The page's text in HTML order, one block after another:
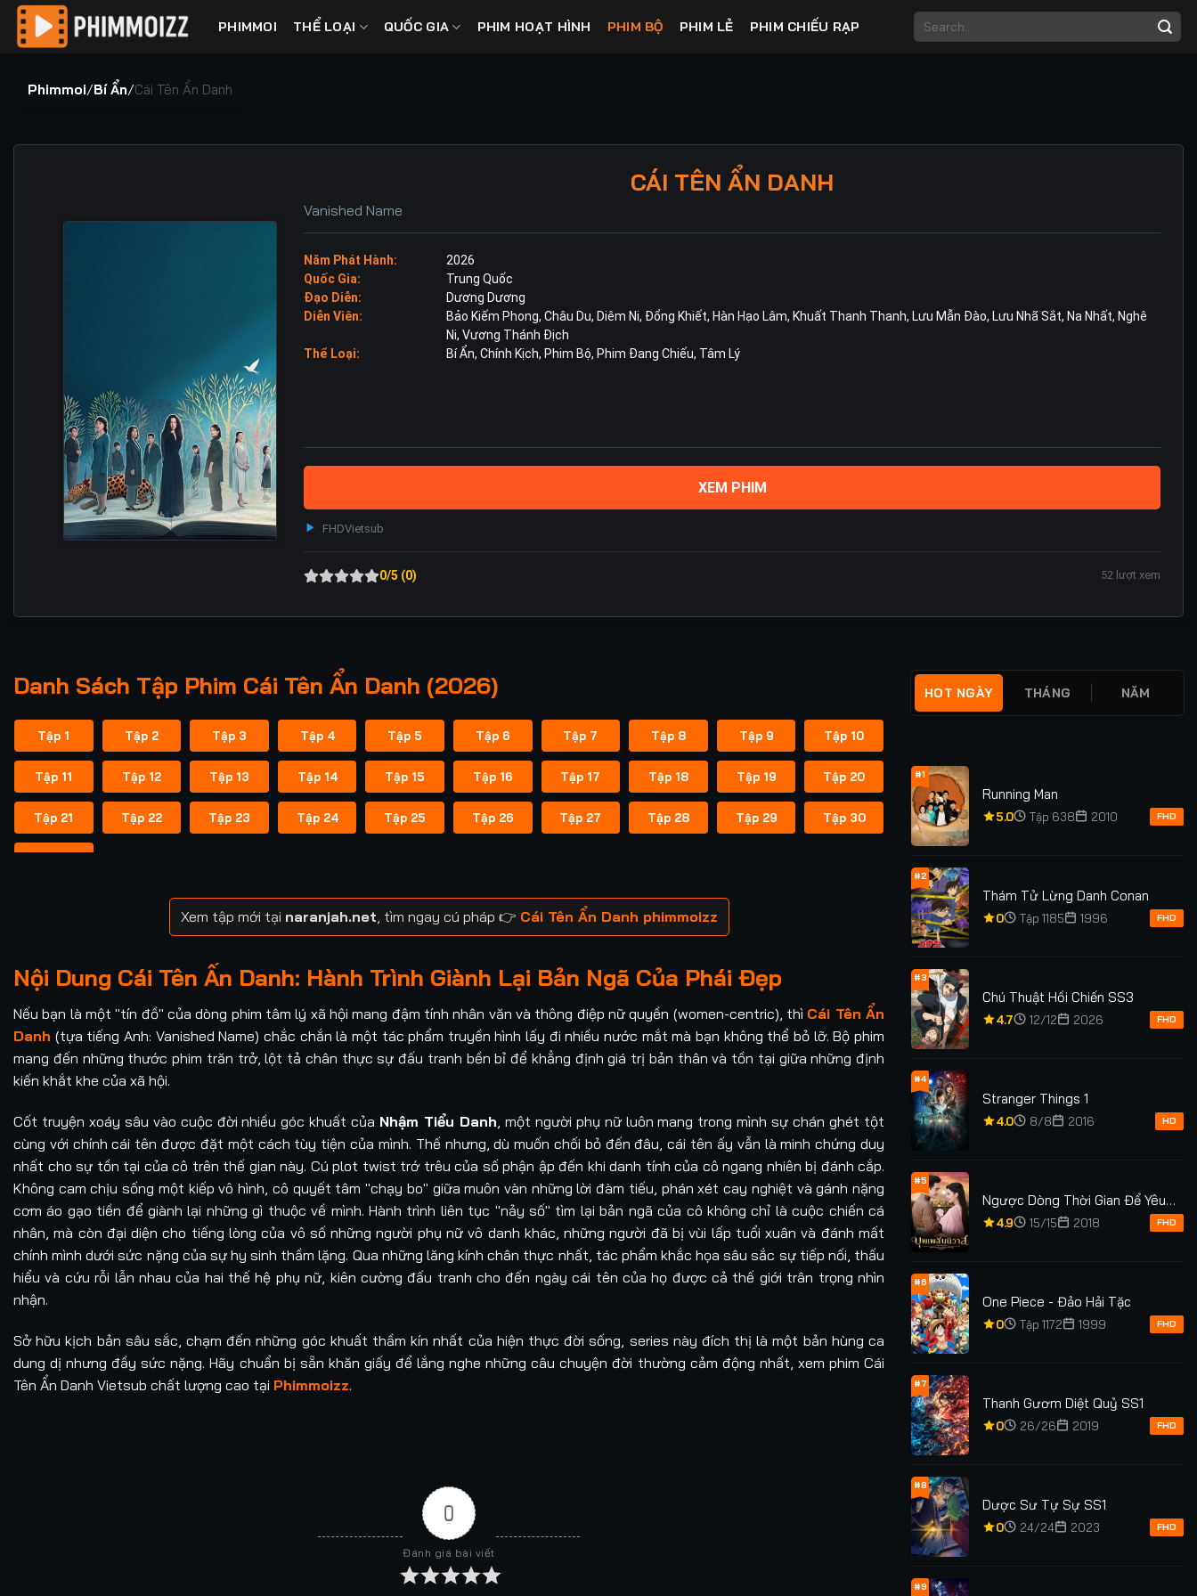
qua
PHIMMOI THỂ LOẠI QUỐC GIA PHIM HOẠT HÌNH PHIM BỘ PHIM LẺ PHIM CHIẾU RẠP
Phimmoi/Bí Ẩn/Cái Tên Ẩn Danh
CÁI TÊN ẨN DANH
Vanished Name
Năm Phát Hành:
2026
Quốc Gia:
Trung Quốc
Đạo Diễn:
Dương Dương
Diễn Viên:
Bảo Kiếm Phong, Châu Du, Diêm Ni, Đổng Khiết, Hàn Hạo Lâm, Khuất Thanh Thanh, Lưu Mẫn Đào, Lưu Nhã Sắt, Na Nhất, Nghê
Ni, Vương Thánh Địch
Thể Loại:
Bí Ẩn, Chính Kịch, Phim Bộ, Phim Đang Chiếu, Tâm Lý
XEM PHIM
FHDVietsub
0/5 (0) 52 lượt xem
Danh Sách Tập Phim Cái Tên Ẩn Danh (2026)
Tập 1 Tập 2 Tập 3 Tập 4 Tập 5 Tập 6 Tập 7 Tập 8 Tập 9 Tập 10
Tập 11 Tập 12 Tập 13 Tập 14 Tập 15 Tập 16 Tập 17 Tập 18 Tập 19 Tập 20
Tập 21 Tập 22 Tập 23 Tập 24 Tập 25 Tập 26 Tập 27 Tập 28 Tập 29 Tập 30
Xem tập mới tại naranjah.net , tìm ngay cú pháp 👉 Cái Tên Ẩn Danh phimmoizz
Nội Dung Cái Tên Ẩn Danh: Hành Trình Giành Lại Bản Ngã Của Phái Đẹp
Nếu bạn là một "tín đồ" của dòng phim tâm lý xã hội mang đậm tính nhân văn và thông điệp nữ quyền (women-centric), thì Cái Tên Ẩn
Danh (tựa tiếng Anh: Vanished Name) chắc chắn là một tác phẩm truyền hình lấy đi nhiều nước mắt mà bạn không thể bỏ lỡ. Bộ phim
mang đến những thước phim trăn trở, lột tả chân thực sự đấu tranh bền bỉ để khẳng định giá trị bản thân và tồn tại giữa những định
kiến khắt khe của xã hội.
Cốt truyện xoáy sâu vào cuộc đời nhiều góc khuất của Nhậm Tiểu Danh, một người phụ nữ luôn mang trong mình sự chán ghét tột
cùng với chính cái tên được đặt một cách tùy tiện của mình. Thế nhưng, dù muốn chối bỏ đến đâu, cái tên ấy vẫn là minh chứng duy
nhất cho sự tồn tại của cô trên thế gian này. Cú plot twist trớ trêu của số phận ập đến khi danh tính của cô ngang nhiên bị đánh cắp.
Không cam chịu sống một kiếp vô hình, cô quyết tâm "chạy bo" giữa muôn vàn những lời đàm tiếu, phán xét cay nghiệt và gánh nặng
cơm áo gạo tiền để giành lại những gì thuộc về mình. Hành trình liên tục "nảy số" tìm lại bản ngã của cô không chỉ là cuộc chiến cá
nhân, mà còn đại diện cho tiếng lòng của vô số những người phụ nữ vô danh khác, những người đã bị vùi lấp tuổi xuân và đánh mất
chính mình dưới sức nặng của sự hy sinh thầm lặng. Qua những lăng kính chân thực nhất, tác phẩm khắc họa sâu sắc sự tiếp nối, thấu
hiểu và cứu rỗi lẫn nhau của hai thế hệ phụ nữ, kiên cường đấu tranh cho đến ngày cái tên của họ được cả thế giới trân trọng nhìn
nhận.
Sở hữu kịch bản sâu sắc, chạm đến những góc khuất thầm kín nhất của hiện thực đời sống, series này đích thị là một bản hùng ca
dung dị nhưng đầy sức nặng. Hãy chuẩn bị sẵn khăn giấy để lắng nghe những câu chuyện đời thường cảm động nhất, xem phim Cái
Tên Ẩn Danh Vietsub chất lượng cao tại Phimmoizz.
0
Đánh giá bài viết
HOT NGÀY THÁNG NĂM
#1
Running Man
5.0 Tập 638 2010 FHD
#2
Thám Tử Lừng Danh Conan
0 Tập 1185 1996 FHD
#3
Chú Thuật Hồi Chiến SS3
4.7 12/12 2026 FHD
#4
Stranger Things 1
4.0 8/8 2016 HD
#5
Ngược Dòng Thời Gian Để Yêu
Anh Phần 1
4.9 15/15 2018 FHD
#6
One Piece - Đảo Hải Tặc
0 Tập 1172 1999 FHD
#7
Thanh Gươm Diệt Quỷ SS1
0 26/26 2019 FHD
#8
Dược Sư Tự Sự SS1
0 24/24 2023 FHD
#9